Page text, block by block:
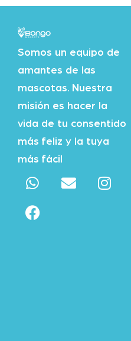
Somos un equipo de
amantes de las
mascotas. Nuestra
misión es hacer la
vida de tu consentido
más feliz y la tuya
más fácil